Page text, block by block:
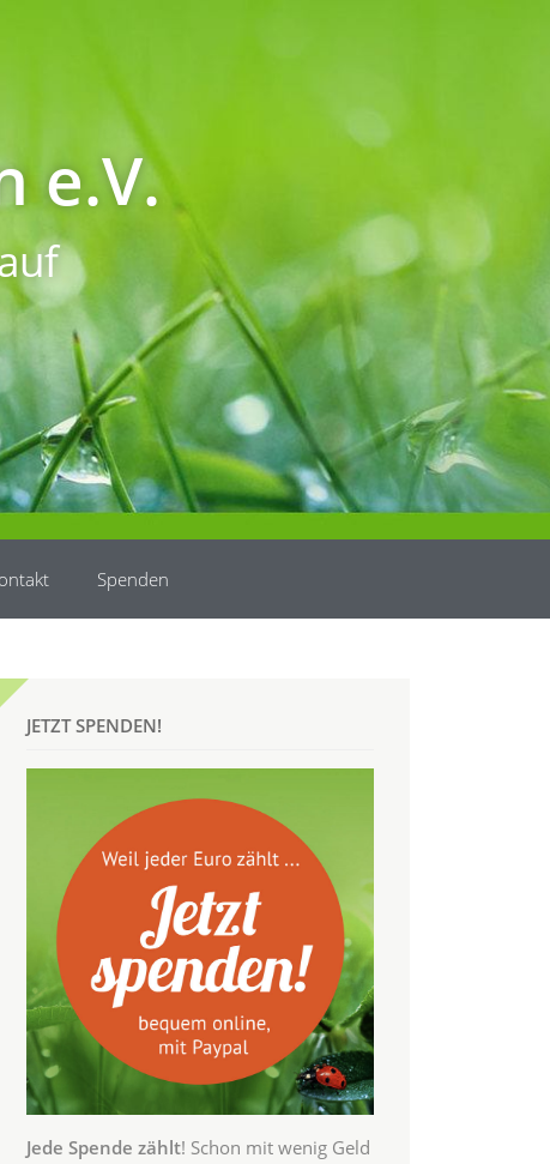
e.V.
Spenden
JETZT SPENDEN!
Jede Spende zählt! Schon mit wenig Geld